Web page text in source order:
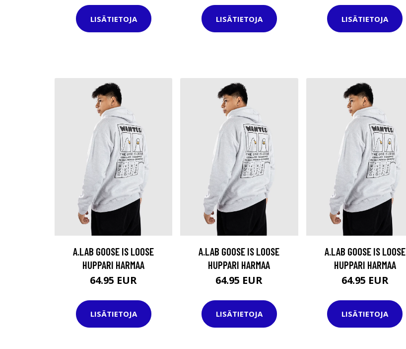
LISÄTIETOJA LISÄTIETOJA LISÄTIETOJA
A.LAB GOOSE IS LOOSE
HUPPARI HARMAA
64.95 EUR
LISÄTIETOJA
A.LAB GOOSE IS LOOSE
HUPPARI HARMAA
64.95 EUR
LISÄTIETOJA
A.LAB GOOSE IS LOOSE
HUPPARI HARMAA
64.95 EUR
LISÄTIETOJA